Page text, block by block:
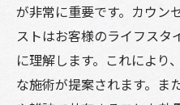
が非常に重要です。カウン
ストはお客様のライフスタ
に理解します。これにより
な施術が提案されます。ま